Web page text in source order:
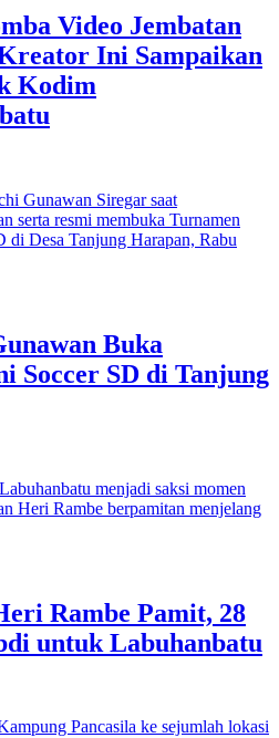
Video Jembatan
Ini Sampaikan
Kodim
Buka
Soccer SD di Tanjung
Rambe Pamit, 28
untuk Labuhanbatu